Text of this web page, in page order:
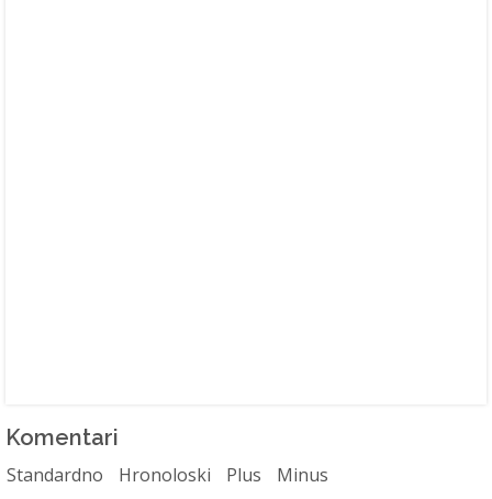
Komentari
Standardno Hronoloski Plus Minus